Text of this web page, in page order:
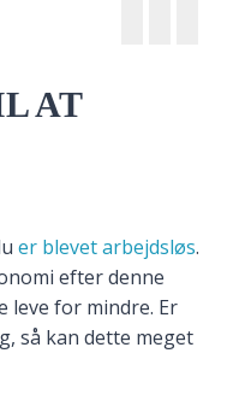
AT
er blevet arbejdsløs.
efter denne
leve for mindre. Er
så kan dette meget